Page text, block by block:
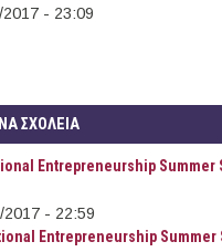
- 23:09
ΣΧΟΛΕΊΑ
Entrepreneurship Summer
- 22:59
Entrepreneurship Summer